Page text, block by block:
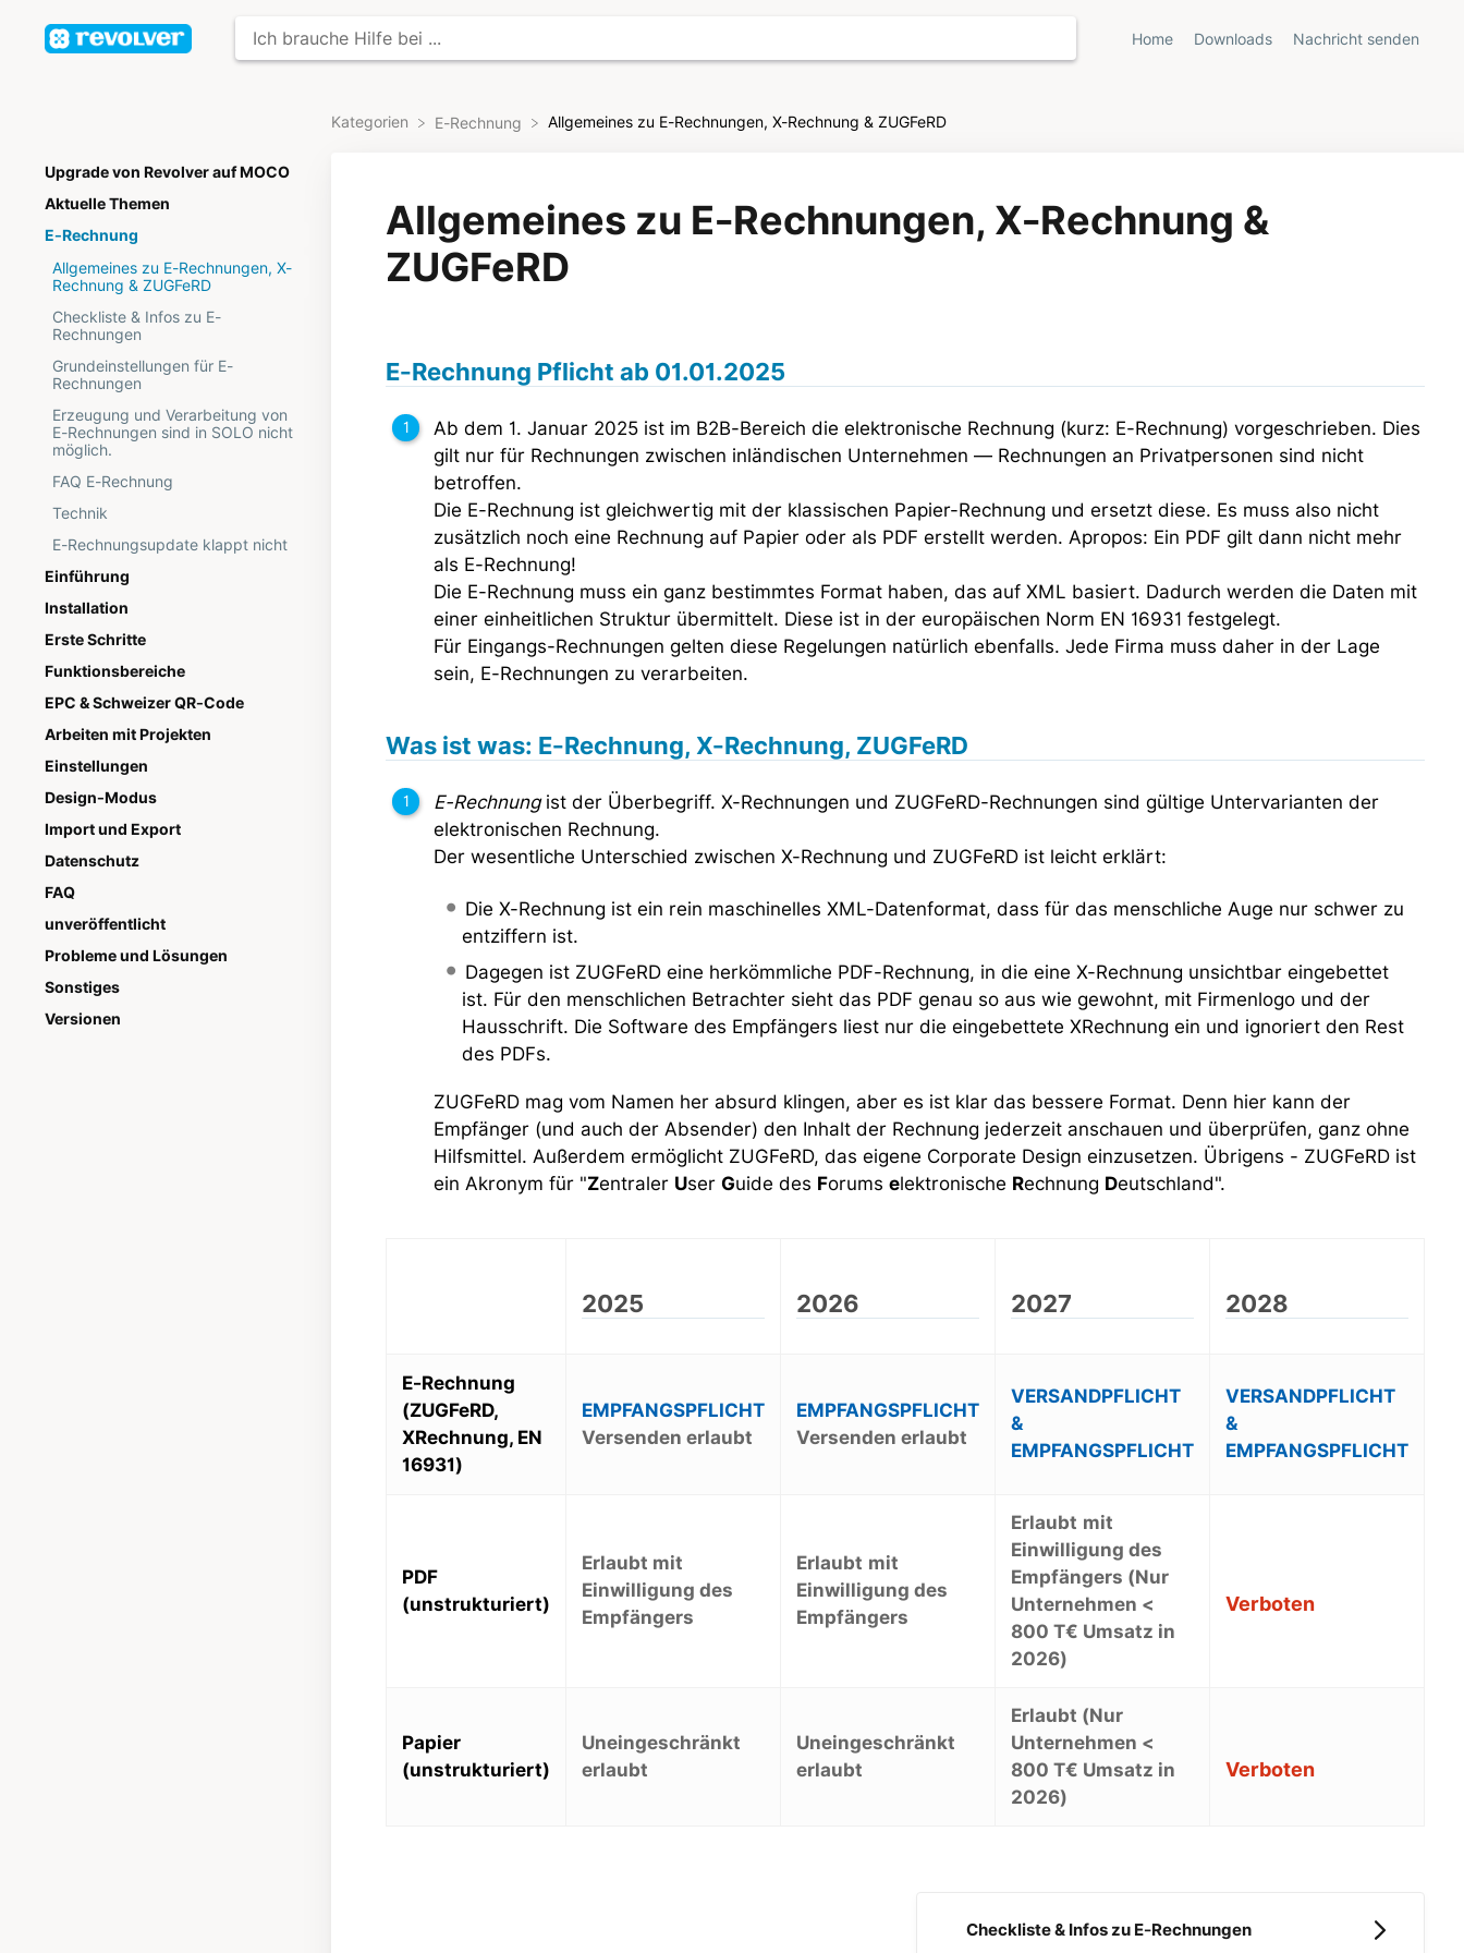
Home Downloads Nachricht senden
Upgrade von Revolver auf MOCO
Aktuelle Themen
E-Rechnung
Allgemeines zu E-Rechnungen, X-
Rechnung & ZUGFeRD
Checkliste & Infos zu E-
Rechnungen
Grundeinstellungen für E-
Rechnungen
Erzeugung und Verarbeitung von
E-Rechnungen sind in SOLO nicht
möglich.
FAQ E-Rechnung
Technik
E-Rechnungsupdate klappt nicht
Einführung
Installation
Erste Schritte
Funktionsbereiche
EPC & Schweizer QR-Code
Arbeiten mit Projekten
Einstellungen
Design-Modus
Import und Export
Datenschutz
FAQ
unveröffentlicht
Probleme und Lösungen
Sonstiges
Versionen
Kategorien ​E-Rechnung Allgemeines zu E-Rechnungen, X-Rechnung & ZUGFeRD
Allgemeines zu E-Rechnungen, X-Rechnung &
ZUGFeRD
E-Rechnung Pflicht ab 01.01.2025
Ab dem 1. Januar 2025 ist im B2B-Bereich die elektronische Rechnung (kurz: E-Rechnung) vorgeschrieben. Dies
gilt nur für Rechnungen zwischen inländischen Unternehmen — Rechnungen an Privatpersonen sind nicht
betroffen.
Die E-Rechnung ist gleichwertig mit der klassischen Papier-Rechnung und ersetzt diese. Es muss also nicht
zusätzlich noch eine Rechnung auf Papier oder als PDF erstellt werden. Apropos: Ein PDF gilt dann nicht mehr
als E-Rechnung!
Die E-Rechnung muss ein ganz bestimmtes Format haben, das auf XML basiert. Dadurch werden die Daten mit
einer einheitlichen Struktur übermittelt. Diese ist in der europäischen Norm EN 16931 festgelegt.
Für Eingangs-Rechnungen gelten diese Regelungen natürlich ebenfalls. Jede Firma muss daher in der Lage
sein, E-Rechnungen zu verarbeiten.
Was ist was: E-Rechnung, X-Rechnung, ZUGFeRD
E-Rechnungist der Überbegriff. X-Rechnungen und ZUGFeRD-Rechnungen sind gültige Untervarianten der
elektronischen Rechnung.
Der wesentliche Unterschied zwischen X-Rechnung und ZUGFeRD ist leicht erklärt:
Die X-Rechnung ist ein rein maschinelles XML-Datenformat, dass für das menschliche Auge nur schwer zu
entziffern ist.
Dagegen ist ZUGFeRD eine herkömmliche PDF-Rechnung, in die eine X-Rechnung unsichtbar eingebettet
ist. Für den menschlichen Betrachter sieht das PDF genau so aus wie gewohnt, mit Firmenlogo und der
Hausschrift. Die Software des Empfängers liest nur die eingebettete XRechnung ein und ignoriert den Rest
des PDFs.
ZUGFeRD mag vom Namen her absurd klingen, aber es ist klar das bessere Format. Denn hier kann der
Empfänger (und auch der Absender) den Inhalt der Rechnung jederzeit anschauen und überprüfen, ganz ohne
Hilfsmittel. Außerdem ermöglicht ZUGFeRD, das eigene Corporate Design einzusetzen. Übrigens - ZUGFeRD ist
ein Akronym für "Zentraler User Guide des Forums elektronische Rechnung Deutschland".
2025 2026 2027 2028
E-Rechnung
(ZUGFeRD,
XRechnung, EN
16931)
EMPFANGSPFLICHT
Versenden erlaubt
EMPFANGSPFLICHT
Versenden erlaubt
VERSANDPFLICHT
&
EMPFANGSPFLICHT
VERSANDPFLICHT
&
EMPFANGSPFLICHT
PDF
(unstrukturiert)
Erlaubt mit
Einwilligung des
Empfängers
Erlaubt mit
Einwilligung des
Empfängers
Erlaubt mit
Einwilligung des
Empfängers (Nur
Unternehmen <
800 T€ Umsatz in
2026)
Verboten
Papier
(unstrukturiert)
Uneingeschränkt
erlaubt
Uneingeschränkt
erlaubt
Erlaubt (Nur
Unternehmen <
800 T€ Umsatz in
2026)
Verboten
Checkliste & Infos zu E-Rechnungen